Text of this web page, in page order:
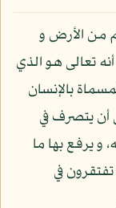
من الأرض و
تعالى هو الذي
بالإنسان
أن يتصرف في
و يرفع بها ما
في